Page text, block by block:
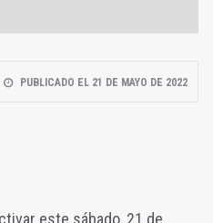
PUBLICADO EL 21 DE MAYO DE 2022
este sábado, 21 de